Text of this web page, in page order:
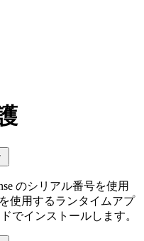
のシリアル番号を使用
使用するランタイムアプ
でインストールします。